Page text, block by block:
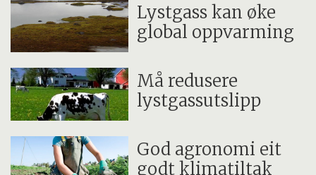
Lystgass kan øke
global oppvarming
Må redusere
lystgassutslipp
God agronomi eit
godt klimatiltak